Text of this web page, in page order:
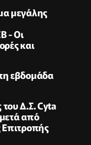
μεγάλης
- Οι
και
εβδομάδα
Δ.Σ. Cyta
από
Επιτροπής